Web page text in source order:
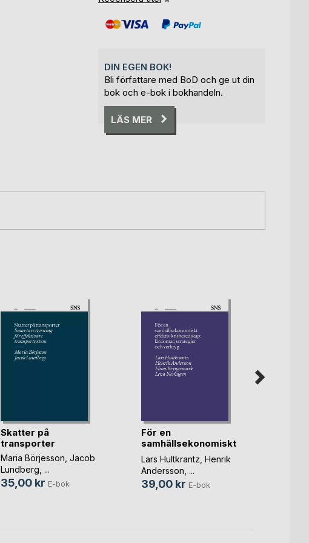
DIN EGEN BOK!
Bli författare med BoD och ge ut din
bok och e-bok i bokhandeln.
LÄS MER
Skatter på
transporter
Maria Börjesson Jacob
Lundberg , ...
35,00 kr E-bok
För en
samhällsekonomiskt
effektiv(...)
Lars Hultkrantz Henrik
Andersson , ...
39,00 kr E-bok